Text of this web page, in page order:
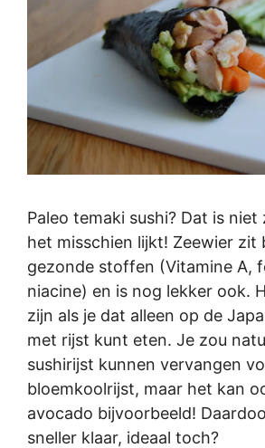
Paleo temaki sushi? Dat is niet
het misschien lijkt! Zeewier zit
gezonde stoffen (Vitamine A,
niacine) en is nog lekker ook.
zijn als je dat alleen op de
met rijst kunt eten. Je zou
sushirijst kunnen vervangen
bloemkoolrijst, maar het kan
avocado bijvoorbeeld!
sneller klaar, ideaal toch?